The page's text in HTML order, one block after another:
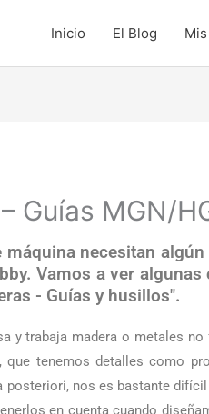
Inicio El Blog
Guías MGN/
necesitan
Vamos a ver
- Guías y husillos".
y trabaja madera o metales
tenemos detalles como
nos es bastante
en cuenta cuando